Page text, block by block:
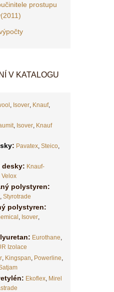
prostupu
V KATALOGU
, Isover, Knauf,
, Isover, Knauf
: Pavatex, Steico,
desky: Knauf-
Velox
polystyren:
, Styrotrade
polystyren:
, Isover,
Eurothane,
Izolace
, Kingspan, Powerline,
Ekoflex, Mirel